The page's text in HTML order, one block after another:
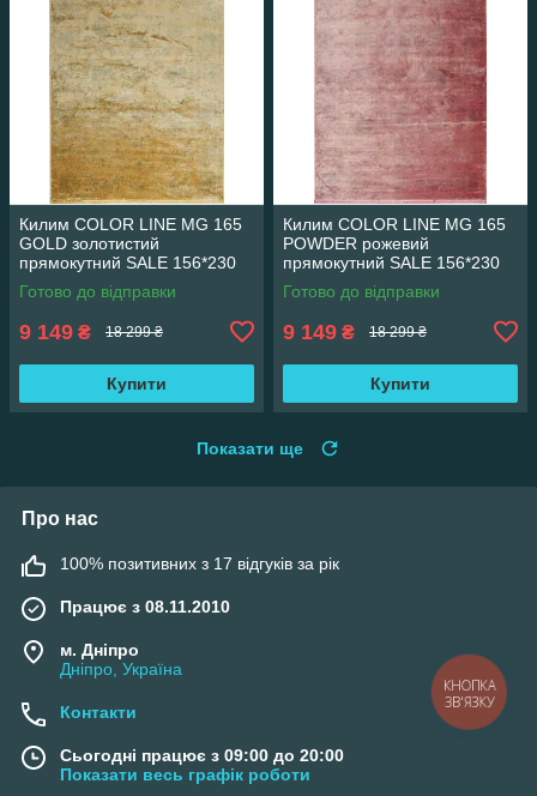
Килим COLOR LINE MG 165
GOLD золотистий
прямокутний SALE 156*230
см
Готово до відправки
9 149 ₴ 18 299 ₴
Купити
Килим COLOR LINE MG 165
POWDER рожевий
прямокутний SALE 156*230
см
Готово до відправки
9 149 ₴ 18 299 ₴
Купити
Показати ще
Про нас
100% позитивних з 17 відгуків за рік
Працює з 08.11.2010
м. Дніпро
Дніпро, Україна
Контакти
Сьогодні працює з 09:00 до 20:00
Показати весь графік роботи
КНОПКА
ЗВ'ЯЗКУ